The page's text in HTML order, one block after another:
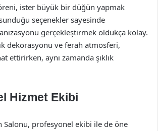
ister büyük bir düğün yapmak
seçenekler sayesinde
gerçekleştirmek oldukça kolay.
dekorasyonu ve ferah atmosferi,
ettirirken, aynı zamanda şıklık
Hizmet Ekibi
Salonu, profesyonel ekibi ile de öne